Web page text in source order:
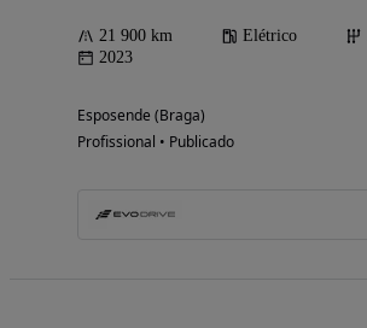
21 900 km Elétrico
2023
Esposende (Braga)
Profissional • Publicado